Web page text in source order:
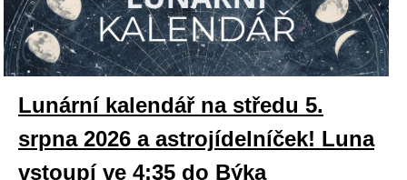
Lunární kalendář na středu 5.
srpna 2026 a astrojídelníček! Luna
vstoupí ve 4:35 do Býka